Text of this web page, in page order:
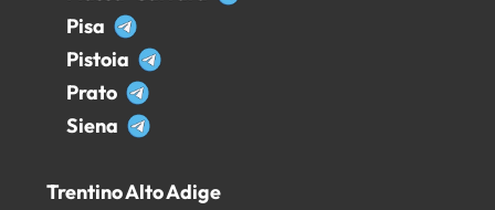
Pisa
Pistoia
Prato
Siena
Trentino Alto Adige